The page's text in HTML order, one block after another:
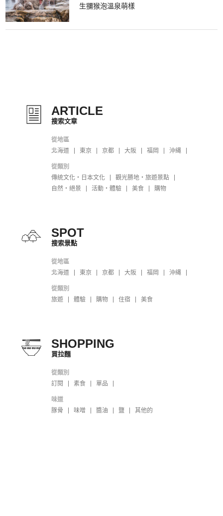
生獼猴泡溫泉萌樣
ARTICLE
搜索文章
從地區
北海道
東京 京都 大阪 福岡 沖縄
從類別
傳統文化・日本文化
觀光勝地・旅遊景點
自然・絕景
活動・體驗 美食 購物
SPOT
搜索景點
從地區
北海道
東京 京都 大阪 福岡 沖縄
從類別
旅遊
體驗 購物 住宿 美食
SHOPPING
買拉麵
從類別
訂閱
素食 單品
味道
豚骨
味噌 醬油 鹽 其他的